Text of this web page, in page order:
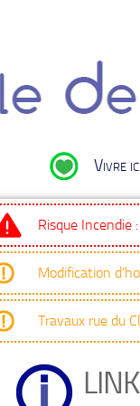
Vivre
Risque Incendie
Modification
Travaux rue du